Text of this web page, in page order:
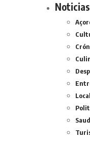
Noticias
Local